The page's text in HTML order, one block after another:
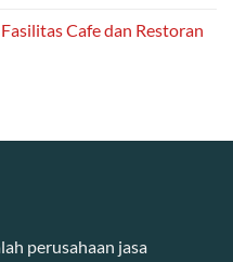
Cafe dan Restoran
perusahaan jasa